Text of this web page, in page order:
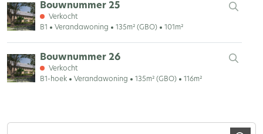
Bouwnummer 25
Verkocht
B1
Verandawoning 135m² (GBO) 101m²
Bouwnummer 26
Verkocht
B1-hoek
Verandawoning 135m² (GBO) 116m²